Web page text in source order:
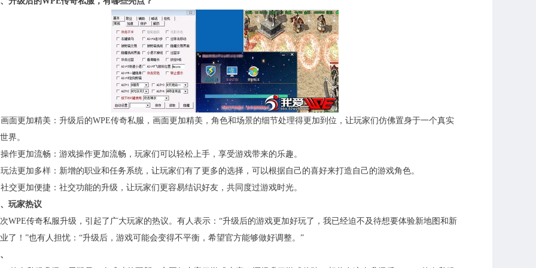
画面更加精美：升级后的WPE传奇私服，画面更加精美，角色和场景的细节处理得更加到位，让玩家们仿佛置身于一个真实
界。
作更加流畅：游戏操作更加流畅，玩家们可以轻松上手，享受游戏带来的乐趣。
法更加多样：新增的职业和任务系统，让玩家们有了更多的选择，可以根据自己的喜好来打造自己的游戏角色。
交更加便捷：社交功能的升级，让玩家们更容易结识好友，共同度过游戏时光。
、玩家热议
WPE传奇私服升级，引起了广大玩家的热议。有人表示：“升级后的游戏更加好玩了，我已经迫不及待想要体验新地图和新
了！”也有人担忧：“升级后，游戏可能会变得不平衡，希望官方能够做好调整。”